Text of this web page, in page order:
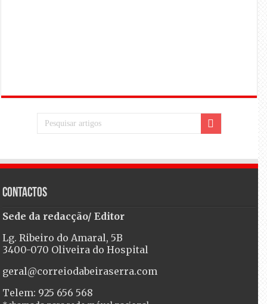
Contactos
Sede da redacção/ Editor
Lg. Ribeiro do Amaral, 5B
3400-070 Oliveira do Hospital
geral@correiodabeiraserra.com
Telem: 925 656 568